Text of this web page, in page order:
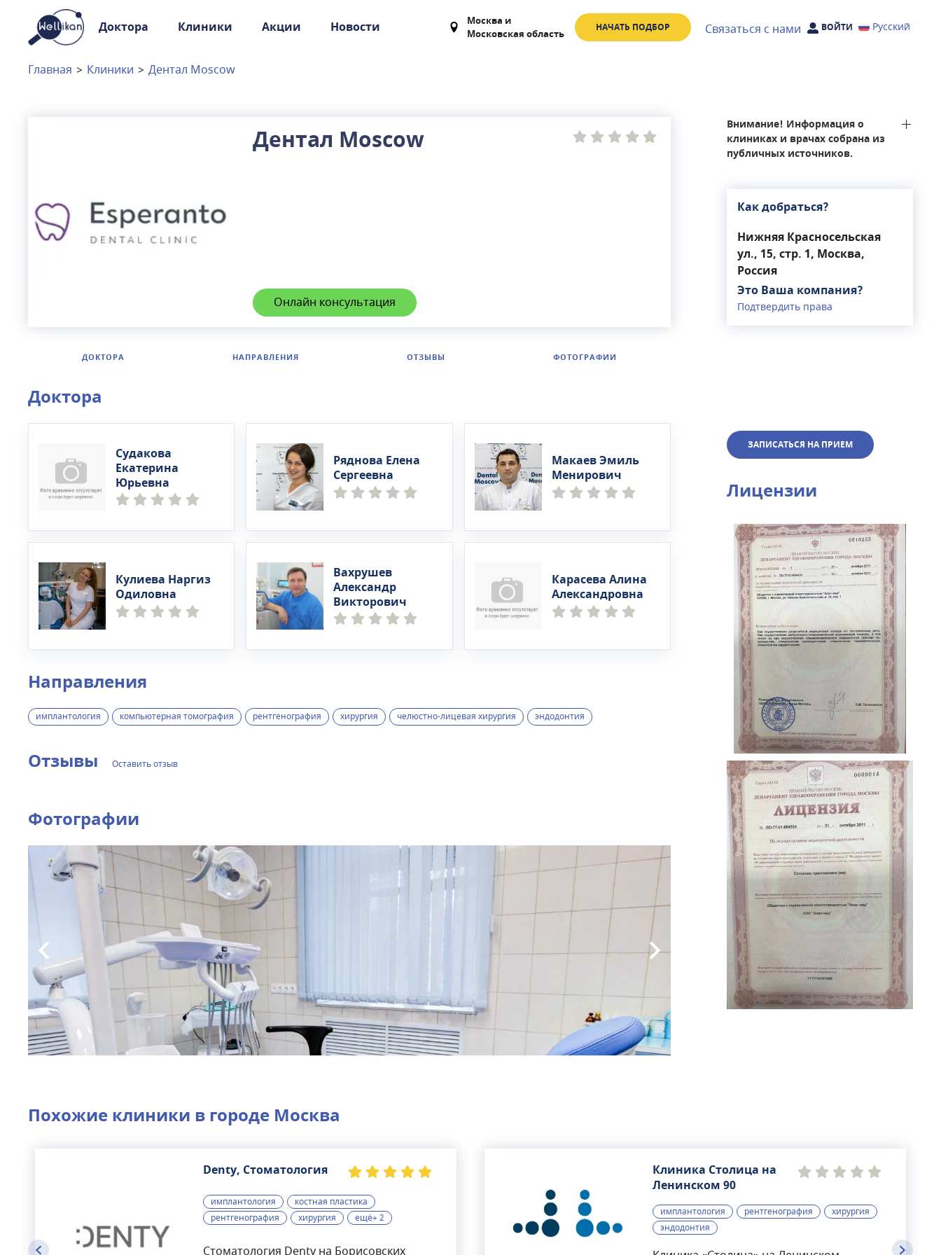
Доктора Клиники Акции Новости Москва и
Московская область
НАЧАТЬ ПОДБОР Связаться с нами ВОЙТИ Русский
Доктора
Клиники
Связаться с нами
Главная > Клиники > Дентал Moscow
Дентал Moscow
Онлайн консультация
ДОКТОРА НАПРАВЛЕНИЯ ОТЗЫВЫ ФОТОГРАФИИ
Доктора
Судакова
Екатерина
Юрьевна
Ряднова Елена
Сергеевна
Макаев Эмиль
Менирович
Кулиева Наргиз
Одиловна
Вахрушев
Александр
Викторович
Карасева Алина
Александровна
Направления
имплантология компьютерная томография рентгенография хирургия челюстно-лицевая хирургия эндодонтия
Отзывы Оставить отзыв
Фотографии
Внимание! Информация о
клиниках и врачах собрана из
публичных источников.
Как добраться?
Нижняя Красносельская
ул., 15, стр. 1, Москва,
Россия
Это Ваша компания?
Подтвердить права
ЗАПИСАТЬСЯ НА ПРИЕМ
Лицензии
Похожие клиники в городе Москва
Denty, Стоматология
имплантология
костная пластика
рентгенография
хирургия ещё+ 2
Стоматология Denty на Борисовских
Клиника Столица на
Ленинском 90
имплантология рентгенография
хирургия
эндодонтия